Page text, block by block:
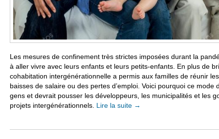
Les mesures de confinement très strictes imposées durant la
à aller vivre avec leurs enfants et leurs petits-enfants. En plus de
cohabitation intergénérationnelle a permis aux familles de réunir
baisses de salaire ou des pertes d’emploi. Voici pourquoi ce mode
gens et devrait pousser les développeurs, les municipalités et les
projets intergénérationnels. Lire la suite →